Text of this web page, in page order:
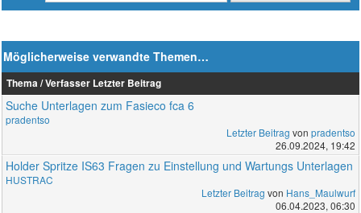
Möglicherweise verwandte Themen…
Thema / Verfasser Letzter Beitrag
Suche Unterlagen zum Fasieco fca 6
pradentso
Letzter Beitrag von pradentso
26.09.2024, 19:42
Holder Spritze IS63 Fragen zu Einstellung und Wartungs Unterlagen
HUSTRAC
Letzter Beitrag von Hans_Maulwurf
06.04.2023, 06:30